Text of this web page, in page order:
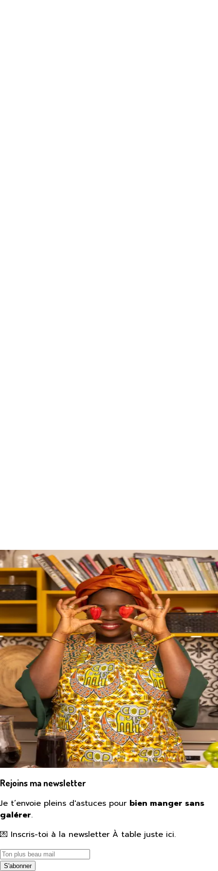
Rejoins ma newsletter
Je t’envoie pleins d'astuces pour bien manger sans
galérer.
💌 Inscris-toi à la newsletter À table juste ici.
S'abonner